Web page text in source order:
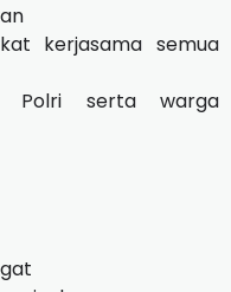
kerjasama semua
Polri serta warga